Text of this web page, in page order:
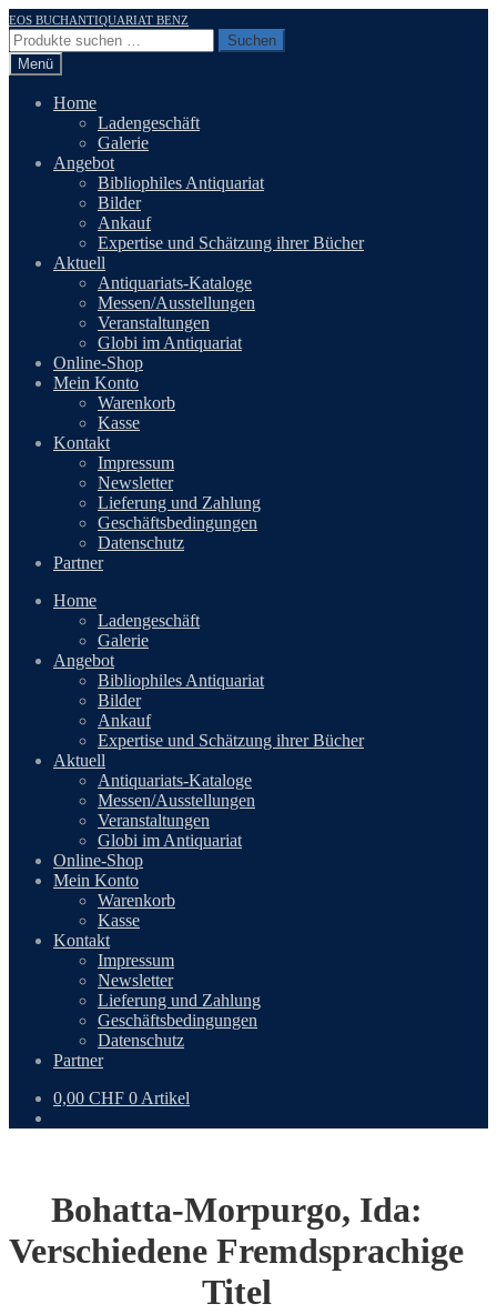
Zur
Navigation
springen
Zum
Inhalt
springen
EOS BUCHANTIQUARIAT BENZ
Suchen
nach:
Suchen
Menü
Home
Ladengeschäft
Galerie
Angebot
Bibliophiles Antiquariat
Bilder
Ankauf
Expertise und Schätzung ihrer Bücher
Aktuell
Antiquariats-Kataloge
Messen/Ausstellungen
Veranstaltungen
Globi im Antiquariat
Online-Shop
Mein Konto
Warenkorb
Kasse
Kontakt
Impressum
Newsletter
Lieferung und Zahlung
Geschäftsbedingungen
Datenschutz
Partner
Home
Ladengeschäft
Galerie
Angebot
Bibliophiles Antiquariat
Bilder
Ankauf
Expertise und Schätzung ihrer Bücher
Aktuell
Antiquariats-Kataloge
Messen/Ausstellungen
Veranstaltungen
Globi im Antiquariat
Online-Shop
Mein Konto
Warenkorb
Kasse
Kontakt
Impressum
Newsletter
Lieferung und Zahlung
Geschäftsbedingungen
Datenschutz
Partner
0,00 CHF 0 Artikel
Bohatta-Morpurgo, Ida:
Verschiedene Fremdsprachige
Titel